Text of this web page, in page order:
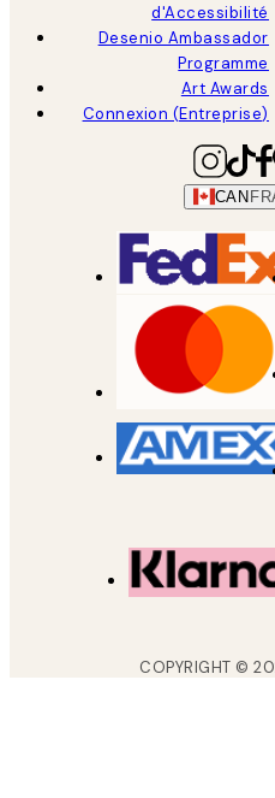
d'Accessibilité
Desenio Ambassador
Programme
Art Awards
Connexion (Entreprise)
CAN
COPYRIGHT ©